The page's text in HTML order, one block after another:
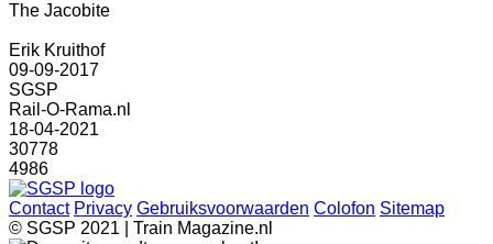
The Jacobite
Erik Kruithof
09-09-2017
SGSP
Rail-O-Rama.nl
18-04-2021
30778
4986
Contact Privacy Gebruiksvoorwaarden Colofon Sitemap
© SGSP 2021 | Train Magazine.nl